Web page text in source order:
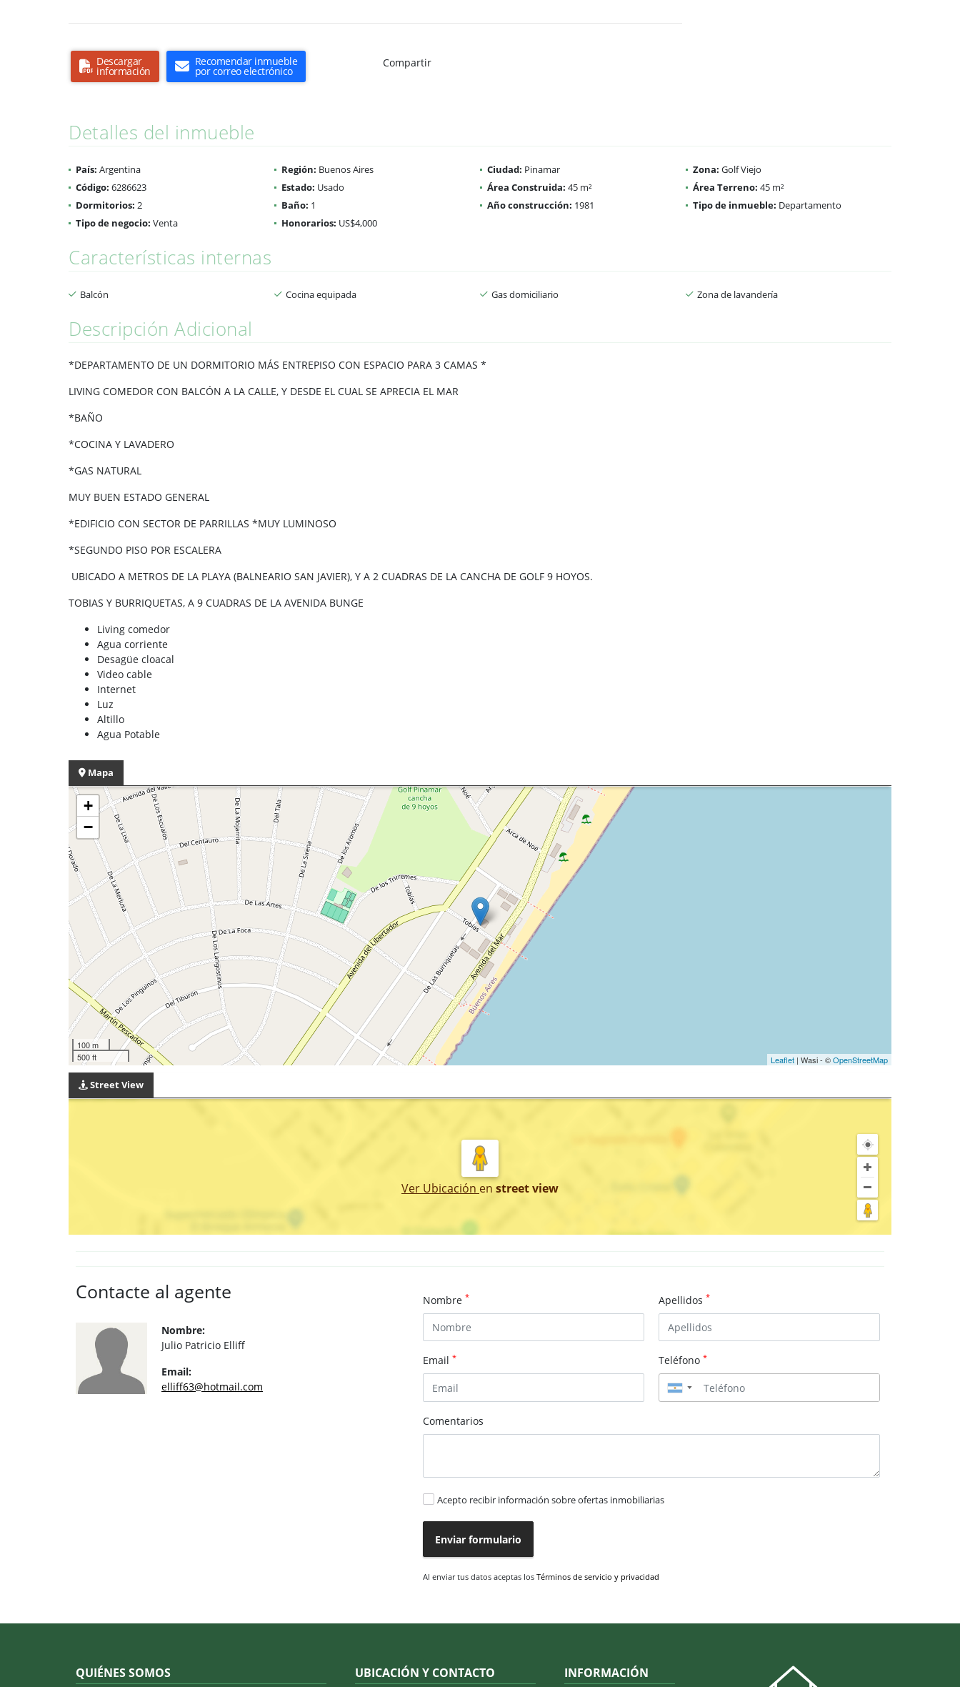
Descargar
información
Recomendar inmueble
por correo electrónico
Compartir
Detalles del inmueble
País: Argentina Región: Buenos Aires Ciudad: Pinamar Zona: Golf Viejo
Código: 6286623 Estado: Usado Área Construida: 45 m² Área Terreno: 45 m²
Dormitorios: 2 Baño: 1 Año construcción: 1981 Tipo de inmueble: Departamento
Tipo de negocio: Venta Honorarios: US$4,000
Características internas
Balcón Cocina equipada Gas domiciliario Zona de lavandería
Descripción Adicional
*DEPARTAMENTO DE UN DORMITORIO MÁS ENTREPISO CON ESPACIO PARA 3 CAMAS *
LIVING COMEDOR CON BALCÓN A LA CALLE, Y DESDE EL CUAL SE APRECIA EL MAR
*BAÑO
*COCINA Y LAVADERO
*GAS NATURAL
MUY BUEN ESTADO GENERAL
*EDIFICIO CON SECTOR DE PARRILLAS *MUY LUMINOSO
*SEGUNDO PISO POR ESCALERA
UBICADO A METROS DE LA PLAYA (BALNEARIO SAN JAVIER), Y A 2 CUADRAS DE LA CANCHA DE GOLF 9 HOYOS.
TOBIAS Y BURRIQUETAS, A 9 CUADRAS DE LA AVENIDA BUNGE
Living comedor
Agua corriente
Desagüe cloacal
Video cable
Internet
Luz
Altillo
Agua Potable
Mapa
+
−
100 m
500 ft
Leaflet | Wasi - ©OpenStreetMap
Street View
Ver Ubicación en street view
Contacte al agente
Nombre:
Julio Patricio Elliff
Email:
elliff63@hotmail.com
Nombre * Apellidos *
Email * Teléfono *
▼
Comentarios
Acepto recibir información sobre ofertas inmobiliarias
Enviar formulario
Al enviar tus datos aceptas los Términos de servicio y privacidad
QUIÉNES SOMOS UBICACIÓN Y CONTACTO INFORMACIÓN